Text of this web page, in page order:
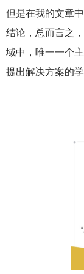
但是在我的文章
结论，总而言之
域中，唯一一个
提出解决方案的学